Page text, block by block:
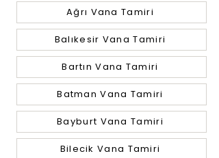
Ağrı Vana Tamiri
Balıkesir Vana Tamiri
Bartın Vana Tamiri
Batman Vana Tamiri
Bayburt Vana Tamiri
Bilecik Vana Tamiri